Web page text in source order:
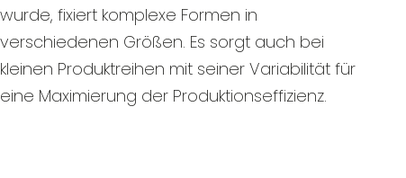
wurde, fixiert komplexe Formen in
verschiedenen Größen. Es sorgt auch bei
kleinen Produktreihen mit seiner Variabilität für
eine Maximierung der Produktionseffizienz.